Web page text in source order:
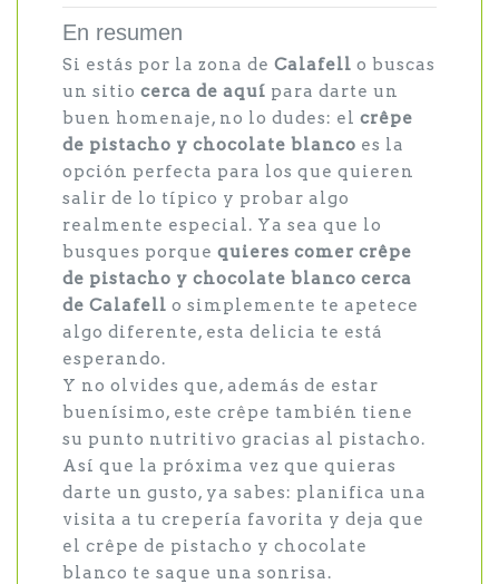
En resumen
Si estás por la zona de Calafell o buscas
un sitio cerca de aquí para darte un
buen homenaje, no lo dudes: el crêpe
de pistacho y chocolate blanco es la
opción perfecta para los que quieren
salir de lo típico y probar algo
realmente especial. Ya sea que lo
busques porque quieres comer crêpe
de pistacho y chocolate blanco cerca
de Calafell o simplemente te apetece
algo diferente, esta delicia te está
esperando.
Y no olvides que, además de estar
buenísimo, este crêpe también tiene
su punto nutritivo gracias al pistacho.
Así que la próxima vez que quieras
darte un gusto, ya sabes: planifica una
visita a tu crepería favorita y deja que
el crêpe de pistacho y chocolate
blanco te saque una sonrisa.